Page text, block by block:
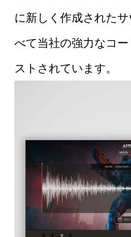
に新しく作成された
べて当社の強力なコ
ストされています。